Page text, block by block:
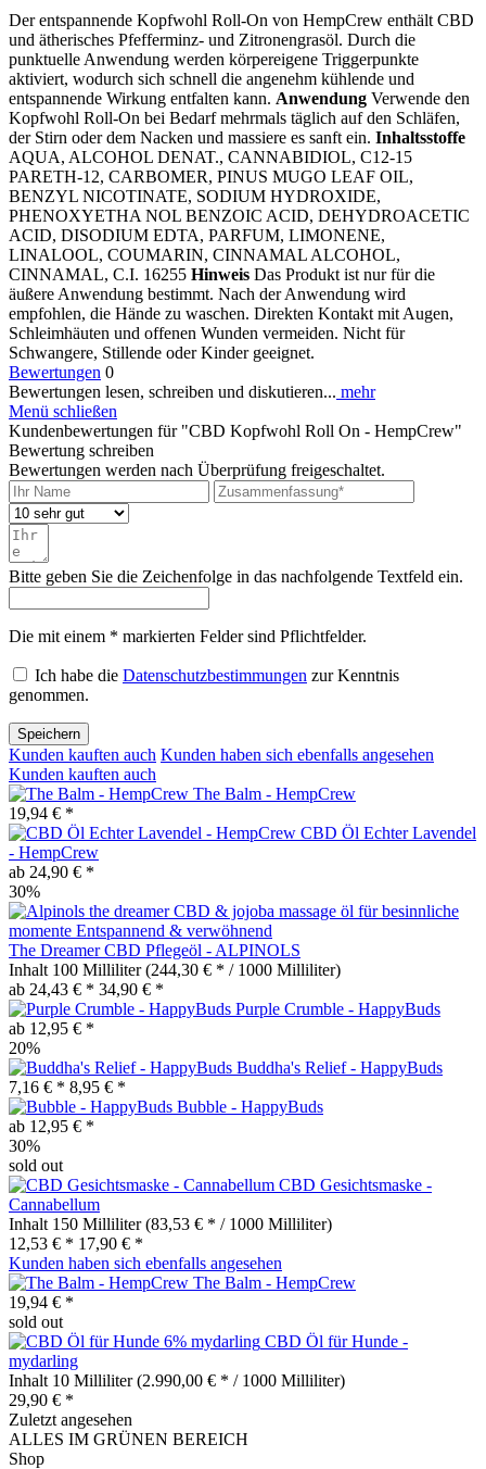
Der entspannende Kopfwohl Roll-On von HempCrew enthält CBD
und ätherisches Pfefferminz- und Zitronengrasöl. Durch die
punktuelle Anwendung werden körpereigene Triggerpunkte
aktiviert, wodurch sich schnell die angenehm kühlende und
entspannende Wirkung entfalten kann. Anwendung Verwende den
Kopfwohl Roll-On bei Bedarf mehrmals täglich auf den Schläfen,
der Stirn oder dem Nacken und massiere es sanft ein. Inhaltsstoffe
AQUA, ALCOHOL DENAT., CANNABIDIOL, C12-15
PARETH-12, CARBOMER, PINUS MUGO LEAF OIL,
BENZYL NICOTINATE, SODIUM HYDROXIDE,
PHENOXYETHA NOL BENZOIC ACID, DEHYDROACETIC
ACID, DISODIUM EDTA, PARFUM, LIMONENE,
LINALOOL, COUMARIN, CINNAMAL ALCOHOL,
CINNAMAL, C.I. 16255 Hinweis Das Produkt ist nur für die
äußere Anwendung bestimmt. Nach der Anwendung wird
empfohlen, die Hände zu waschen. Direkten Kontakt mit Augen,
Schleimhäuten und offenen Wunden vermeiden. Nicht für
Schwangere, Stillende oder Kinder geeignet.
Bewertungen 0
Bewertungen lesen, schreiben und diskutieren... mehr
Menü schließen
Kundenbewertungen für "CBD Kopfwohl Roll On - HempCrew"
Bewertung schreiben
Bewertungen werden nach Überprüfung freigeschaltet.
Bitte geben Sie die Zeichenfolge in das nachfolgende Textfeld ein.
Die mit einem * markierten Felder sind Pflichtfelder.
Ich habe die Datenschutzbestimmungen zur Kenntnis
genommen.
Speichern
Kunden kauften auch Kunden haben sich ebenfalls angesehen
Kunden kauften auch
The Balm - HempCrew
19,94 € *
CBD Öl Echter Lavendel
- HempCrew
ab 24,90 € *
30%
The Dreamer CBD Pflegeöl - ALPINOLS
Inhalt 100 Milliliter(244,30 € * / 1000 Milliliter)
ab 24,43 € * 34,90 € *
Purple Crumble - HappyBuds
ab 12,95 € *
20%
Buddha's Relief - HappyBuds
7,16 € * 8,95 € *
Bubble - HappyBuds
ab 12,95 € *
30%
sold out
CBD Gesichtsmaske -
Cannabellum
Inhalt 150 Milliliter(83,53 € * / 1000 Milliliter)
12,53 € * 17,90 € *
Kunden haben sich ebenfalls angesehen
The Balm - HempCrew
19,94 € *
sold out
CBD Öl für Hunde -
mydarling
Inhalt 10 Milliliter(2.990,00 € * / 1000 Milliliter)
29,90 € *
Zuletzt angesehen
ALLES IM GRÜNEN BEREICH
Shop